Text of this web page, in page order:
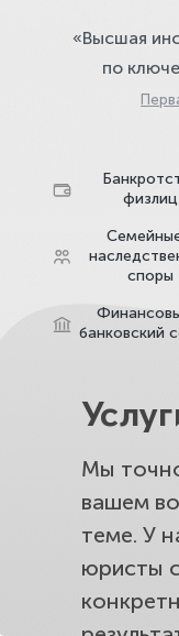
«Высшая
по
физлиц
споры
банковский
Мы
вашем
теме. У
юристы